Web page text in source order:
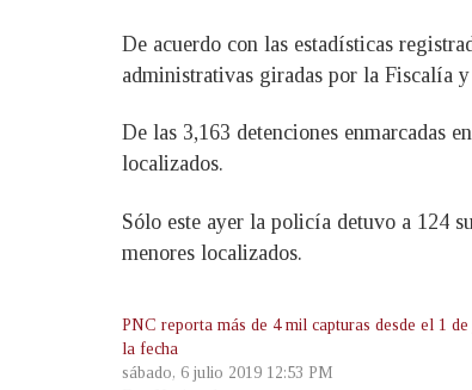
De acuerdo con las estadísticas
administrativas giradas por la Fiscalía
De las 3,163 detenciones enmarcadas
localizados.
Sólo este ayer la policía detuvo a 124
menores localizados.
PNC reporta más de 4 mil capturas desde el 1
la fecha
sábado, 6 julio 2019 12:53 PM